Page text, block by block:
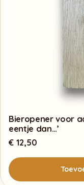
Bieropener voor
eentje dan…’
€ 12,50